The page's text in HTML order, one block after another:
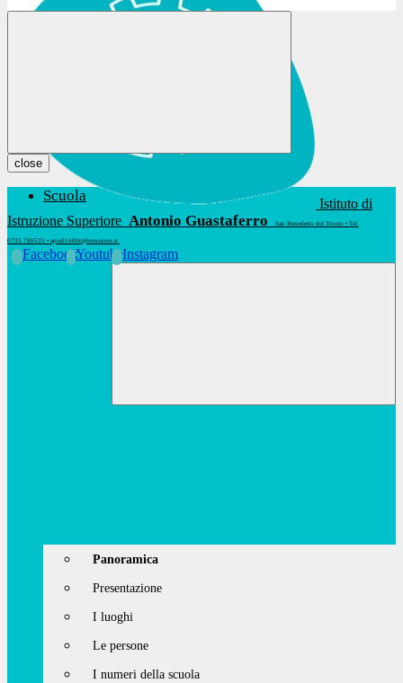
Istituto di
Istruzione Superiore Antonio Guastaferro San Benedetto del Tronto • Tel.
0735.780525 • apis01400t@istruzione.it
FacebookYoutubeInstagram
close
Scuola
Panoramica
Presentazione
I luoghi
Le persone
I numeri della scuola